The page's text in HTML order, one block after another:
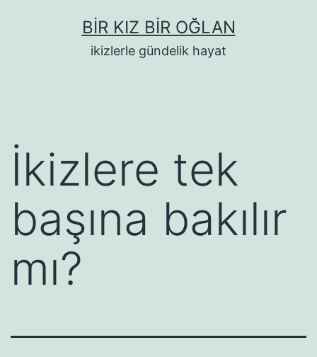
BIR KIZ BIR OĞLAN
ikizlerle gündelik hayat
İkizlere tek
başına bakılır
mı?